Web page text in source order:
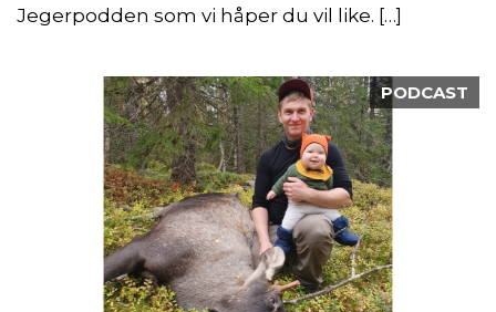
Jegerpodden som vi håper du vil like. […]
PODCAST